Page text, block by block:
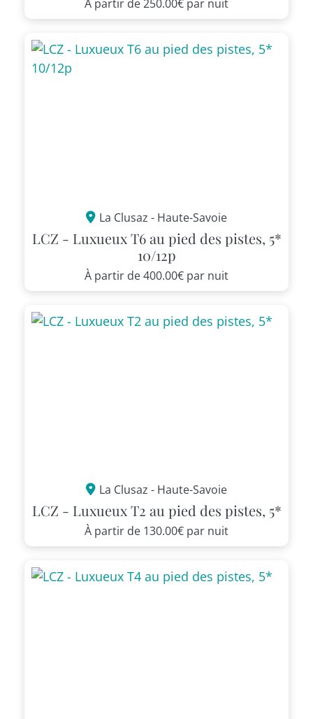
À partir de250.00€ par nuit
La Clusaz - Haute-Savoie
LCZ - Luxueux T6 au pied des pistes, 5*
10/12p
À partir de400.00€ par nuit
La Clusaz - Haute-Savoie
LCZ - Luxueux T2 au pied des pistes, 5*
À partir de 130.00€ par nuit